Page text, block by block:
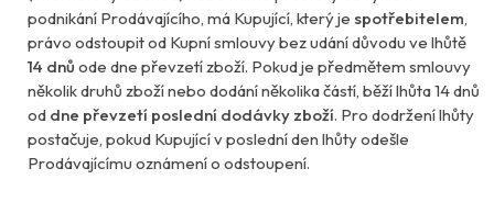
podnikání Prodávajícího, má Kupující, který je spotřebitelem,
právo odstoupit od Kupní smlouvy bez udání důvodu ve lhůtě
14 dnů ode dne převzetí zboží. Pokud je předmětem smlouvy
několik druhů zboží nebo dodání několika částí, běží lhůta 14 dnů
od dne převzetí poslední dodávky zboží. Pro dodržení lhůty
postačuje, pokud Kupující v poslední den lhůty odešle
Prodávajícímu oznámení o odstoupení.